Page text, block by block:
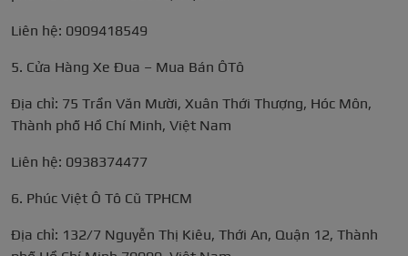
Liên hệ: 0909418549
5. Cửa Hàng Xe Đua – Mua Bán ÔTô
Địa chỉ: 75 Trần Văn Mười, Xuân Thới Thượng, Hóc Môn,
Thành phố Hồ Chí Minh, Việt Nam
Liên hệ: 0938374477
6. Phúc Việt Ô Tô Cũ TPHCM
Địa chỉ: 132/7 Nguyễn Thị Kiêu, Thới An, Quận 12, Thành